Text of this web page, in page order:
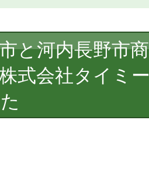
と河内長野市
式会社タイミ